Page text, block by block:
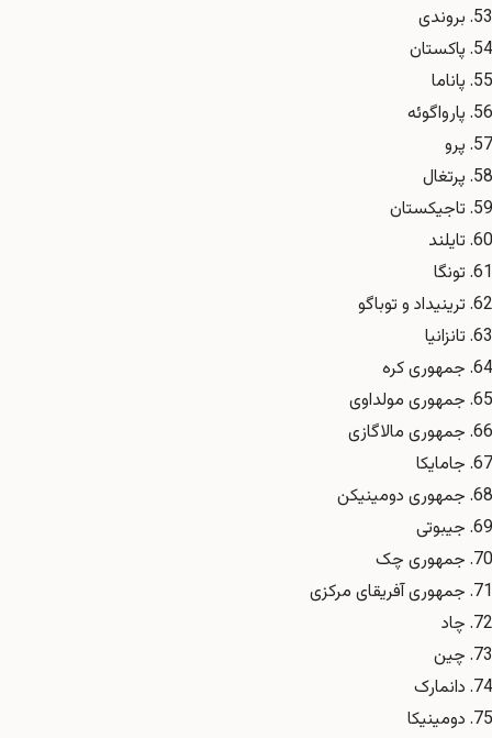
بروندی
پاکستان
پاناما
پارواگوئه
پرو
پرتغال
تاجیکستان
تایلند
تونگا
ترینیداد و توباگو
تانزانیا
جمهوری کره
جمهوری مولداوی
جمهوری مالاگازی
جامایکا
جمهوری دومینیکن
جیبوتی
جمهوری چک
جمهوری آفریقای مرکزی
چاد
چین
دانمارک
دومینیکا